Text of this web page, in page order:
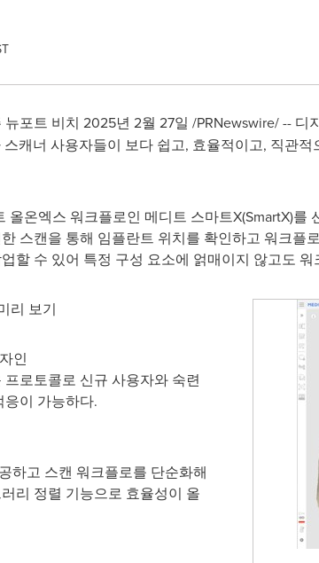
포트 비치 2025년 2월 27일 /PRNewswire/ --
스캐너 사용자들이 보다 쉽고, 효율적이고, 직관
올온엑스 워크플로인 메디트 스마트X(SmartX)
스캔을 통해 임플란트 위치를 확인하고 워크플
할 수 있어 특정 구성 요소에 얽매이지 않고도
리 보기
인
로토콜로 신규 사용자와 숙련
이 가능하다.
하고 스캔 워크플로를 단순화해
리 정렬 기능으로 효율성이 올